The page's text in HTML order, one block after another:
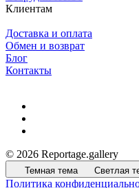
Клиентам
Доставка и оплата
Обмен и возврат
Блог
Контакты
© 2026 Reportage.gallery
Темная тема Светлая
Политика